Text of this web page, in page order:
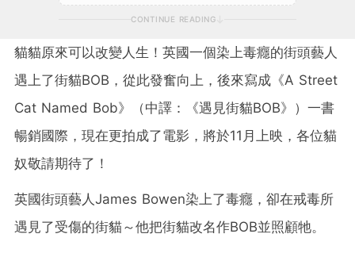
CONTINUE READING
貓貓原來可以改變人生！英國一個染上毒癮的街頭藝人
遇上了街貓BOB，從此發奮向上，後來寫成《A Street
Cat Named Bob》（中譯：《遇見街貓BOB》）一書
暢銷國際，現在更拍成了電影，將於11月上映，各位貓
奴敬請期待了！
英國街頭藝人James Bowen染上了毒癮，卻在戒毒所
遇見了受傷的街貓～他把街貓改名作BOB並照顧牠。